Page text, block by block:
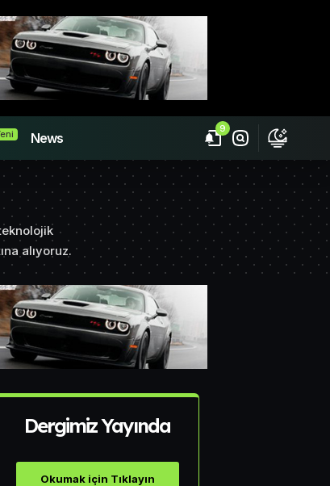
News
9
alıyoruz.
Dergimiz Yayında
Okumak için Tıklayın